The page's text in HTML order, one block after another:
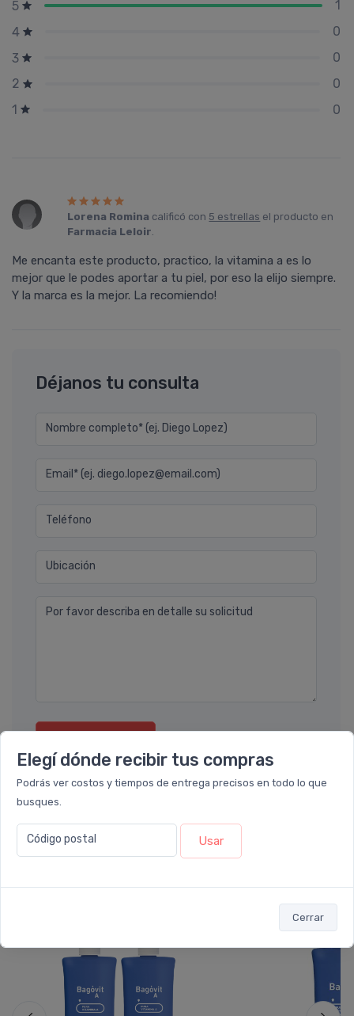
Elegí dónde recibir tus compras
Podrás ver costos y tiempos de entrega precisos en todo lo que
busques.
Código postal Usar
Cerrar
5
1
4
0
3
0
2
0
1
0
Lorena Romina calificó con 5 estrellas el producto en
Farmacia Leloir.
Me encanta este producto, practico, la vitamina a es lo
mejor que le podes aportar a tu piel, por eso la elijo siempre.
Y la marca es la mejor. La recomiendo!
Déjanos tu consulta
Nombre completo* (ej. Diego Lopez)
Email* (ej. diego.lopez@email.com)
Teléfono
Ubicación
Por favor describa en detalle su solicitud
También te recomendamos...